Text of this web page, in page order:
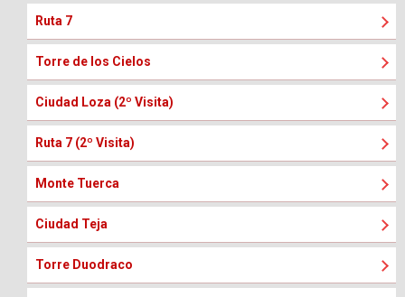
Ruta 7
Torre de los Cielos
Ciudad Loza (2º Visita)
Ruta 7 (2º Visita)
Monte Tuerca
Ciudad Teja
Torre Duodraco